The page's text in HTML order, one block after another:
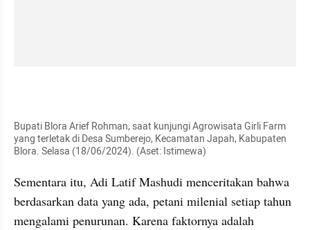
Bupati Blora Arief Rohman, saat kunjungi Agrowisata Girli Farm
yang terletak di Desa Sumberejo, Kecamatan Japah, Kabupaten
Blora. Selasa (18/06/2024). (Aset: Istimewa)
Sementara itu, Adi Latif Mashudi menceritakan bahwa
berdasarkan data yang ada, petani milenial setiap tahun
mengalami penurunan. Karena faktornya adalah